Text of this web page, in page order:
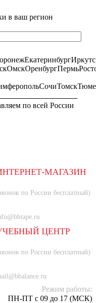
в ваш регион
Екатеринбург
ОмскОренбургПермь
СочиТомск
по всей России
МАГАЗИН
по России бесплатный)
ЦЕНТР
по России бесплатный)
Режим работы:
ПН-ПТ с 09 до 17 (МСК)